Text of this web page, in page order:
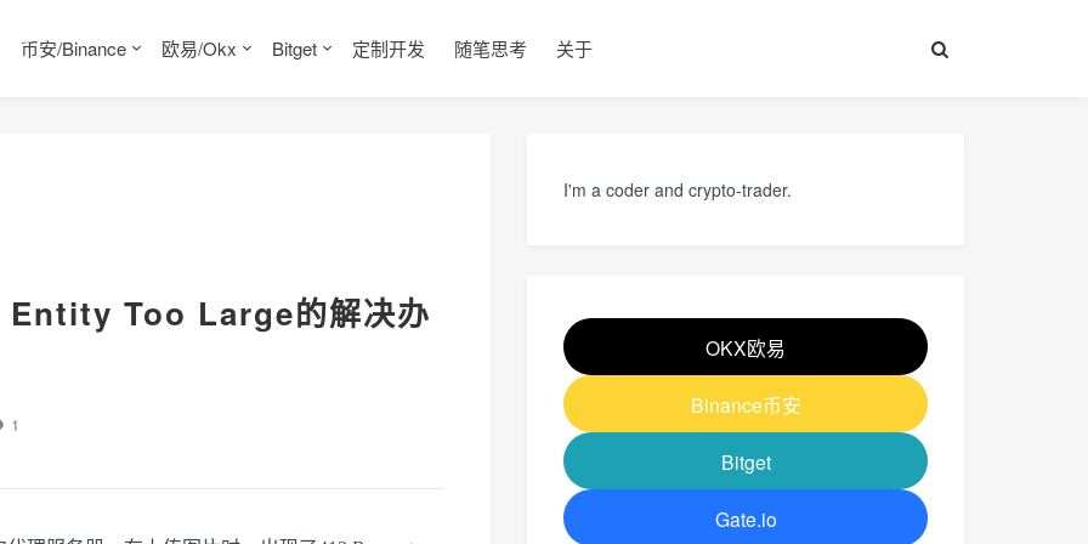
币安/Binance 欧易/Okx Bitget 定制开发 随笔思考 关于
Too Large的解决办
1
I'm a coder and crypto-trader.
OKX欧易
Binance币安
Bitget
Gate.io